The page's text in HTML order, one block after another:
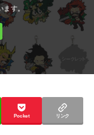
Pocket リンク